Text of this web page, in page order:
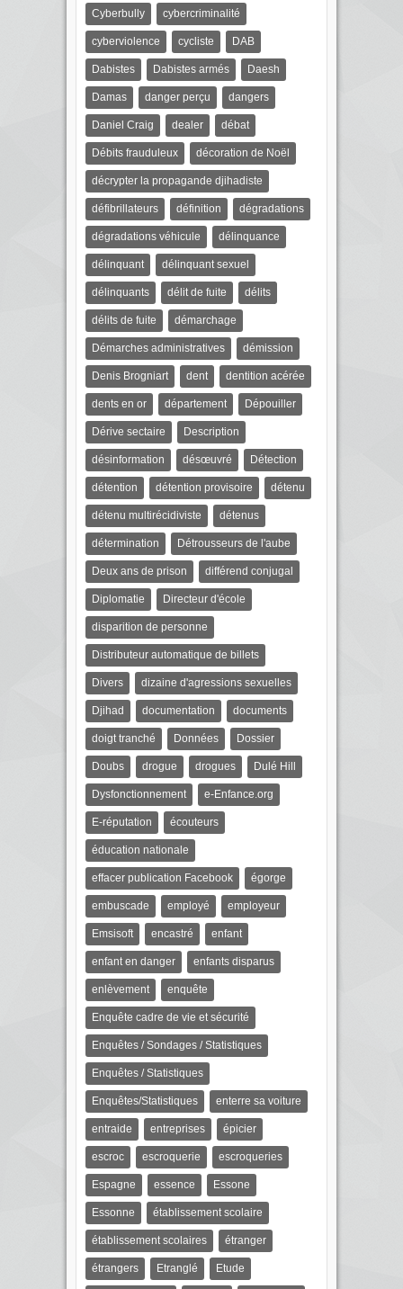
Cyberbully cybercriminalité
cyberviolence cycliste DAB
Dabistes Dabistes armés Daesh
Damas danger perçu dangers
Daniel Craig dealer débat
Débits frauduleux décoration de Noël
décrypter la propagande djihadiste
défibrillateurs définition dégradations
dégradations véhicule délinquance
délinquant délinquant sexuel
délinquants délit de fuite délits
délits de fuite démarchage
Démarches administratives démission
Denis Brogniart dent dentition acérée
dents en or département Dépouiller
Dérive sectaire Description
désinformation désœuvré Détection
détention détention provisoire détenu
détenu multirécidiviste détenus
détermination Détrousseurs de l'aube
Deux ans de prison différend conjugal
Diplomatie Directeur d'école
disparition de personne
Distributeur automatique de billets
Divers dizaine d'agressions sexuelles
Djihad documentation documents
doigt tranché Données Dossier
Doubs drogue drogues Dulé Hill
Dysfonctionnement e-Enfance.org
E-réputation écouteurs
éducation nationale
effacer publication Facebook égorge
embuscade employé employeur
Emsisoft encastré enfant
enfant en danger enfants disparus
enlèvement enquête
Enquête cadre de vie et sécurité
Enquêtes / Sondages / Statistiques
Enquêtes / Statistiques
Enquêtes/Statistiques enterre sa voiture
entraide entreprises épicier
escroc escroquerie escroqueries
Espagne essence Essone
Essonne établissement scolaire
établissement scolaires étranger
étrangers Etranglé Etude